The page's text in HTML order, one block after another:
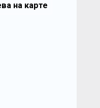
на карте